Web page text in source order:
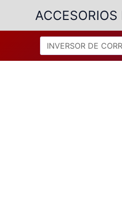
contenido